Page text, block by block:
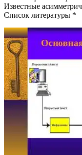
Известные
Список литературы *